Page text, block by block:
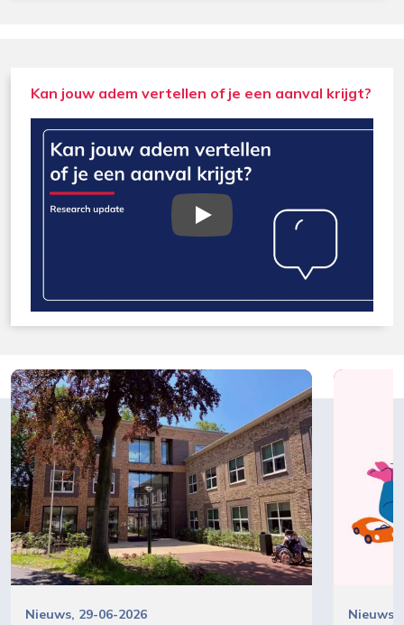
Kan jouw adem vertellen of je een aanval krijgt?
Nieuws 29-06-2026 Nieuws